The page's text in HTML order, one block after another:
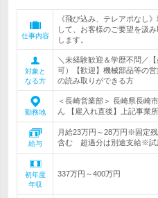
仕事内容
《飛び込み、テレアポなし
して、お客様のご要望を汲
します。
対象と
なる方
＼未経験歓迎＆学歴不問／
可）【歓迎】機械部品等の
の読み取りができる方
勤務地
＜長崎営業部＞ 長崎県長崎
ん 【雇入れ直後】上記事業
給与
月給23万円～28万円※固定
含む 超過分は別途支給※試
初年度
年収
337万円～400万円